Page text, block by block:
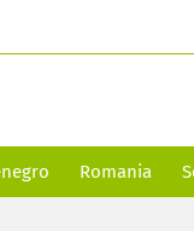
Romania